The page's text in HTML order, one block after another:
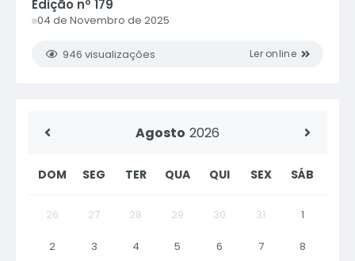
Agosto 2026
DOM SEG TER QUA QUI SEX SÁB
26 27 28 29 30 31 1
2 3 4 5 6 7 8
Edição nº 179
04 de Novembro de 2025
946 visualizações ler online